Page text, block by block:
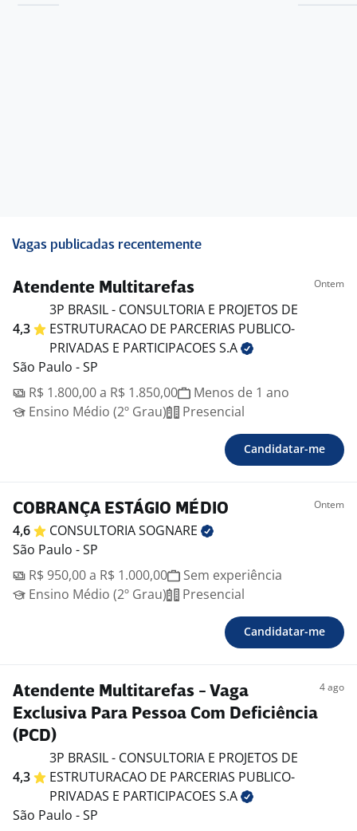
Vagas publicadas recentemente
Atendente Multitarefas Ontem
4,3
3P BRASIL - CONSULTORIA E PROJETOS DE
ESTRUTURACAO DE PARCERIAS PUBLICO-
PRIVADAS E PARTICIPACOES S.A
São Paulo - SP
R$ 1.800,00 a R$ 1.850,00
Menos de 1 ano
Ensino Médio (2º Grau)
Presencial
Candidatar-me
COBRANÇA ESTÁGIO MÉDIO Ontem
4,6 CONSULTORIASOGNARE
São Paulo - SP
R$ 950,00 a R$ 1.000,00
Sem experiência
Ensino Médio (2º Grau)
Presencial
Candidatar-me
Atendente Multitarefas - Vaga
Exclusiva Para Pessoa Com Deficiência
(PCD)
4 ago
4,3
3P BRASIL - CONSULTORIA E PROJETOS DE
ESTRUTURACAO DE PARCERIAS PUBLICO-
PRIVADAS E PARTICIPACOES S.A
São Paulo - SP